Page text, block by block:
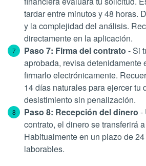
tardar entre minutos y 48 horas.
y la complejidad del análisis.
directamente en la aplicación.
Paso 7: Firma del contrato - Si
aprobada, revisa detenidamente
firmarlo electrónicamente.
14 días naturales para ejercer tu
desistimiento sin penalización.
Paso 8: Recepción del dinero -
contrato, el dinero se transferirá
Habitualmente en un plazo de
laborables.